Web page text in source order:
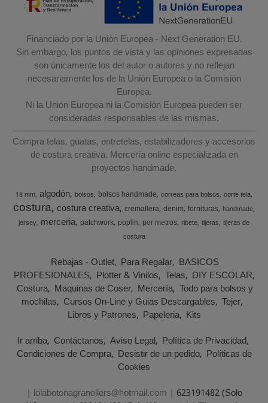
Financiado por la Unión Europea - Next Generation EU.
Sin embargo, los puntos de vista y las opiniones expresadas
son únicamente los del autor o autores y no reflejan
necesariamente los de la Unión Europea o la Comisión
Europea.
Ni la Unión Europea ni la Comisión Europea pueden ser
consideradas responsables de las mismas.
Compra telas, guatas, entretelas, estabilizadores y accesorios
de costura creativa. Mercería online especializada en
proyectos handmade.
18 mm algodón bolsos bolsos handmade correas para bolsos corte tela
costura costura creativa cremallera denim fornituras handmade
jersey merceria patchwork poplin por metros ribete tijeras tijeras de
costura
Rebajas - Outlet Para Regalar BASICOS
PROFESIONALES Plotter & Vinilos Telas DIY ESCOLAR
Costura Maquinas de Coser Mercería Todo para bolsos y
mochilas Cursos On-Line y Guias Descargables Tejer
Libros y Patrones Papeleria Kits
Ir arriba Contáctanos Aviso Legal Política de Privacidad
Condiciones de Compra Desistir de un pedido Políticas de
Cookies
| lolabotonagranollers@hotmail.com | 623191482 (Solo